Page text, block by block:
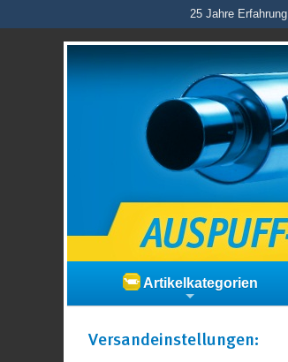
25 Jahre Erfahrung
Artikelkategorien
Versand­einstellungen: